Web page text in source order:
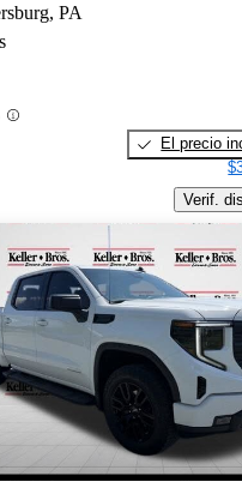
PA
El precio
Verif.